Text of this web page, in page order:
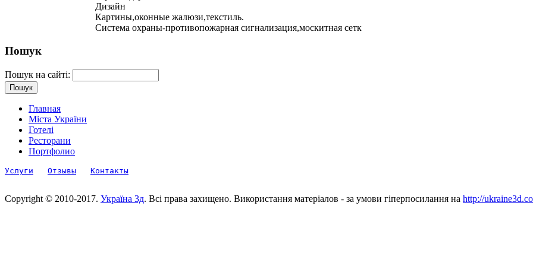
Дизайн
Картины,оконные жалюзи,текстиль.
Система охраны-противопожарная сигнализация,москитная сетк
Пошук
Пошук на сайті:
Главная
Міста України
Готелі
Ресторани
Портфолио
Услуги Отзывы Контакты
Copyright © 2010-2017. Україна 3д. Всі права захищено. Використання матеріалов - за умови гіперпосилання на http://